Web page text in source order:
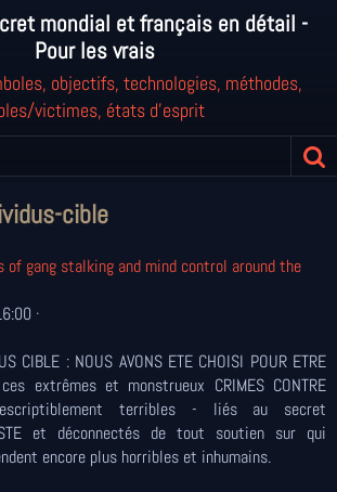
mondial et français en détail -
Pour les vrais
objectifs, technologies, méthodes,
victimes, états d'esprit
cible
of gang stalking and mind control around the
·
CIBLE : NOUS AVONS ETE CHOISI POUR ETRE
extrêmes et monstrueux CRIMES CONTRE
terribles - liés au secret
et déconnectés de tout soutien sur qui
encore plus horribles et inhumains.